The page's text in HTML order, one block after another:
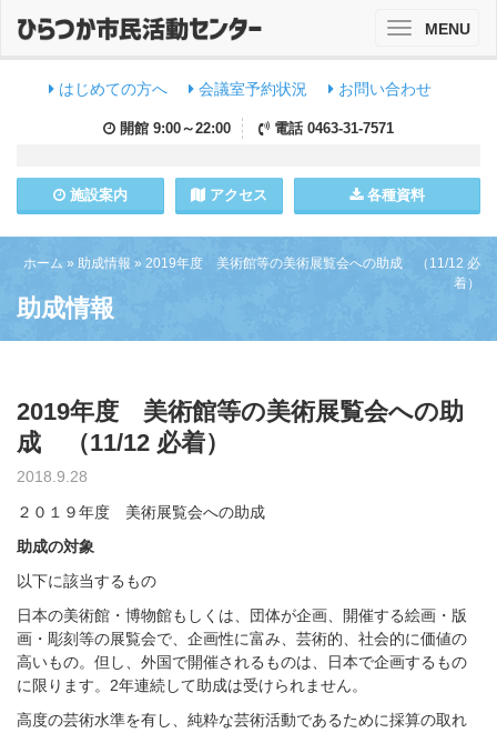
はじめての方へ 会議室予約状況 お問い合わせ
開館 9:00～22:00 電話 0463-31-7571
施設案内 アクセス 各種資料
ToggleMENU
ホーム » 助成情報 » 2019年度 美術館等の美術展覧会への助成 （11/12 必
着）
助成情報
2019年度 美術館等の美術展覧会への助
成 （11/12 必着）
2018.9.28
２０１９年度 美術展覧会への助成
助成の対象
以下に該当するもの
日本の美術館・博物館もしくは、団体が企画、開催する絵画・版
画・彫刻等の展覧会で、企画性に富み、芸術的、社会的に価値の
高いもの。但し、外国で開催されるものは、日本で企画するもの
に限ります。2年連続して助成は受けられません。
高度の芸術水準を有し、純粋な芸術活動であるために採算の取れ